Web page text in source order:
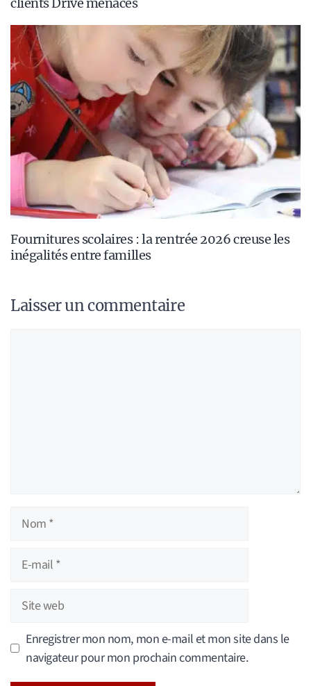
clients Drive menacés
Fournitures scolaires : la rentrée 2026 creuse les
inégalités entre familles
Laisser un commentaire
Nom
Site
web
Enregistrer mon nom, mon e-mail et mon site dans le
navigateur pour mon prochain commentaire.